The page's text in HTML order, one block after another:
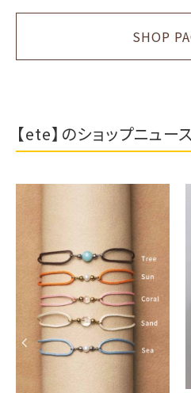
SHOP
【ete】のショップニュース